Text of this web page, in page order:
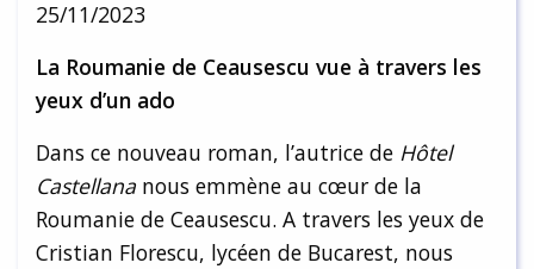
25/11/2023
La Roumanie de Ceausescu vue à travers les
yeux d’un ado
Dans ce nouveau roman, l’autrice de Hôtel
Castellana nous emmène au cœur de la
Roumanie de Ceausescu. A travers les yeux de
Cristian Florescu, lycéen de Bucarest, nous